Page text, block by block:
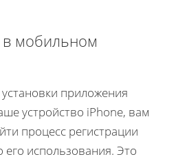
в мобильном
приложения
устройство iPhone, вам
процесс регистрации
его использования. Это